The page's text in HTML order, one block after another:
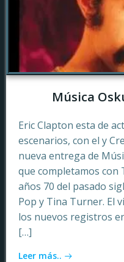
Música
Eric Clapton esta de
escenarios, con el y
nueva entrega de
que completamos con
años 70 del pasado
Pop y Tina Turner. El
los nuevos registros
[…]
Leer más..